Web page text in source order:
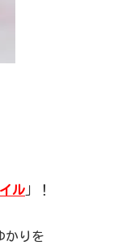
ル 」！
かりを